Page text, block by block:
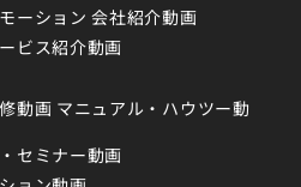
ーション 会社紹介動画
ビス紹介動画
動画 マニュアル・ハウツー動
セミナー動画